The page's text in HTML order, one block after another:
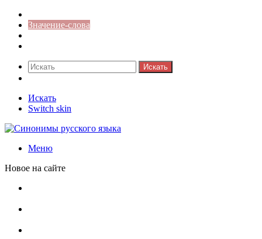
Значение-слова
Искать
Искать
Switch skin
Меню
Новое на сайте